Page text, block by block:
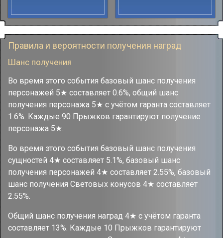
Правила и вероятности получения наград
Шанс получения
Во время этого события базовый шанс получения
персонажей 5★ составляет 0.6%, общий шанс
получения персонажа 5★ с учётом гаранта составляет
1.6%. Каждые 90 Прыжков гарантируют получение
персонажа 5★.
Во время этого события базовый шанс получения
сущностей 4★ составляет 5.1%, базовый шанс
получения персонажей 4★ составляет 2.55%, базовый
шанс получения Световых конусов 4★ составляет
2.55%.
Общий шанс получения наград 4★ с учётом гаранта
составляет 13%. Каждые 10 Прыжков гарантируют